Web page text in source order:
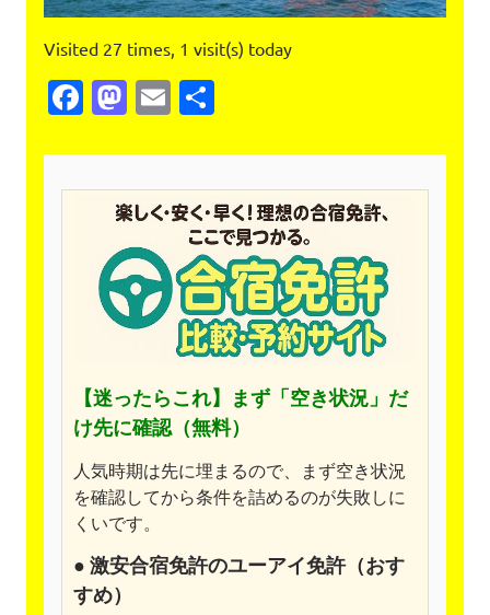
Visited 27 times, 1 visit(s) today
Facebook
Mastodon
Email
【迷ったらこれ】 まず「空き状況」だ
け先に確認（無料）
人気時期は先に埋まるので、まず空き状況
を確認してから条件を詰めるのが失敗しに
くいです。
● 激安合宿免許のユーアイ免許（おす
すめ）